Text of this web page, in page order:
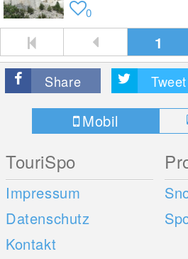
0
1
Share Tweet
Mobil
TouriSpo
Impressum
Datenschutz
Kontakt